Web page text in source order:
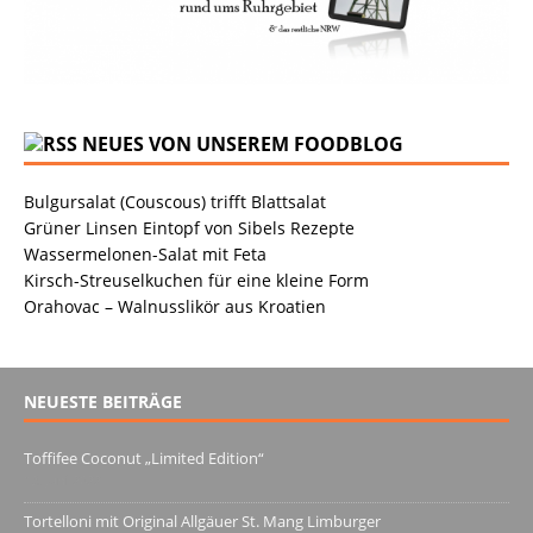
NEUES VON UNSEREM FOODBLOG
Bulgursalat (Couscous) trifft Blattsalat
Grüner Linsen Eintopf von Sibels Rezepte
Wassermelonen-Salat mit Feta
Kirsch-Streuselkuchen für eine kleine Form
Orahovac – Walnusslikör aus Kroatien
NEUESTE BEITRÄGE
Toffifee Coconut „Limited Edition“
Tortelloni mit Original Allgäuer St. Mang Limburger